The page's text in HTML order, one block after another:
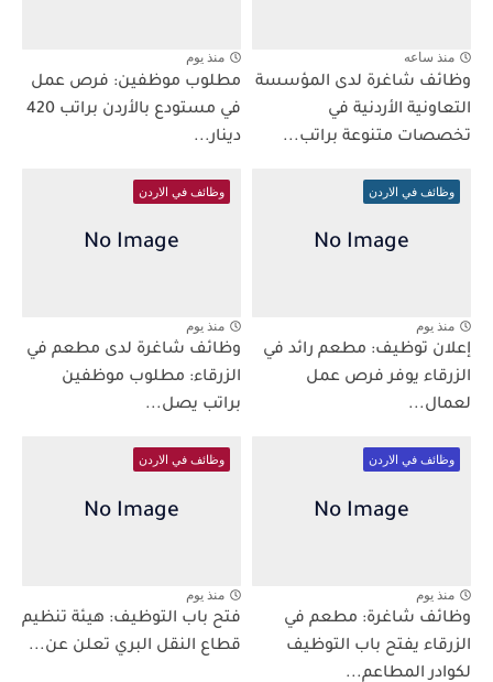
منذ ساعه
وظائف شاغرة لدى المؤسسة
التعاونية الأردنية في
تخصصات متنوعة براتب...
منذ يوم
مطلوب موظفين: فرص عمل
في مستودع بالأردن براتب 420
دينار...
وظائف في الاردن
منذ يوم
إعلان توظيف: مطعم رائد في
الزرقاء يوفر فرص عمل
لعمال...
وظائف في الاردن
منذ يوم
وظائف شاغرة لدى مطعم في
الزرقاء: مطلوب موظفين
براتب يصل...
وظائف في الاردن
منذ يوم
وظائف شاغرة: مطعم في
الزرقاء يفتح باب التوظيف
لكوادر المطاعم...
وظائف في الاردن
منذ يوم
فتح باب التوظيف: هيئة تنظيم
قطاع النقل البري تعلن عن...